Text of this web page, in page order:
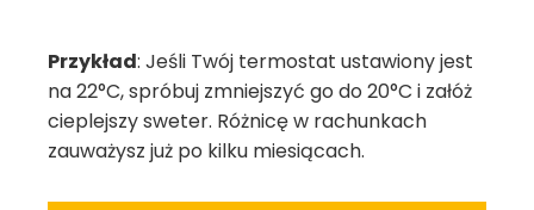
Przykład: Jeśli Twój termostat ustawiony jest
na 22°C, spróbuj zmniejszyć go do 20°C i załóż
cieplejszy sweter. Różnicę w rachunkach
zauważysz już po kilku miesiącach.